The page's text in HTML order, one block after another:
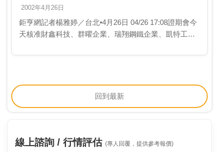
2002年4月26日
鉅亨網記者楊雅婷／台北•4月26日 04/26 17:08證期會今
天核准財鑫科技、群曜企業、瑞翔鋼鐵企業、凱特工
司為不繼續公開發行公司。
回到最新
線上諮詢 / 行情評估 (專人回覆，提供參考報價)